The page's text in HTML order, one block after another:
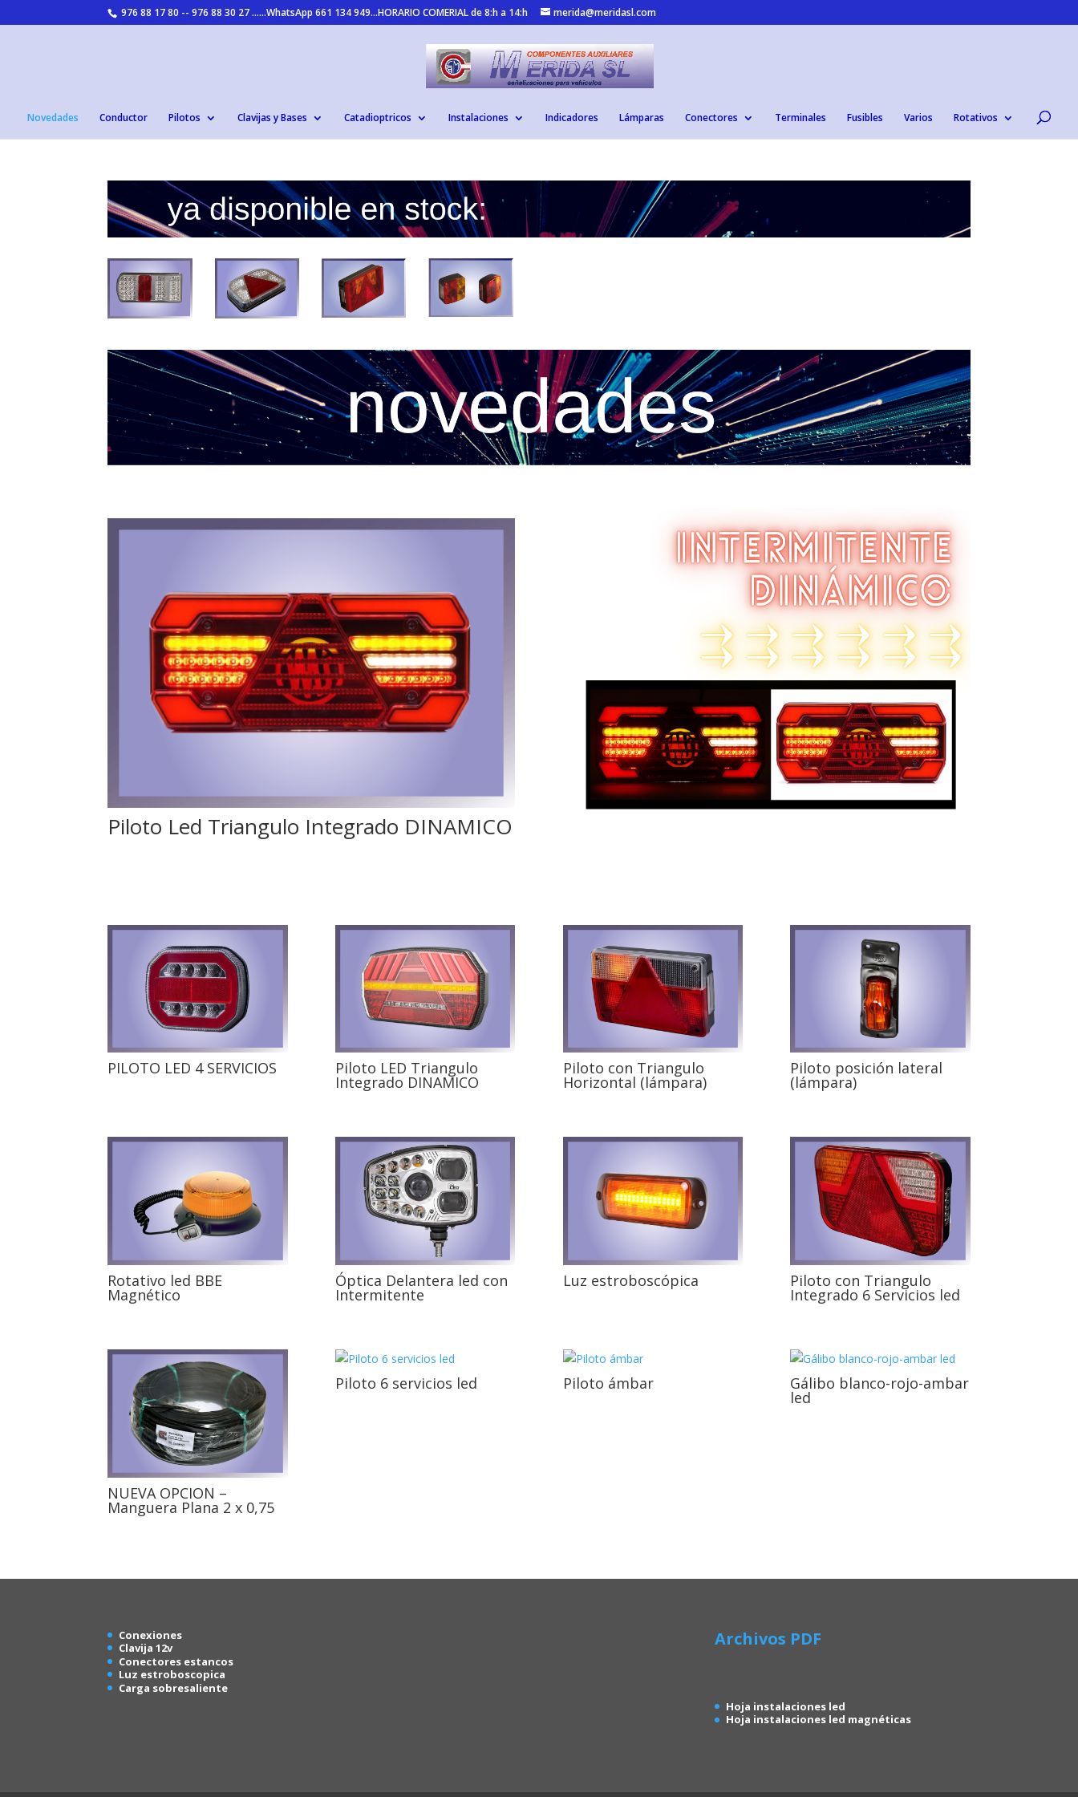
976 88 17 80 -- 976 88 30 27 ......WhatsApp 661 134 949...HORARIO COMERIAL de 8:h a 14:h merida@meridasl.com
Novedades Conductor Pilotos Clavijas y Bases Catadioptricos Instalaciones Indicadores Lámparas Conectores Terminales Fusibles Varios Rotativos
Piloto Led Triangulo Integrado DINAMICO
PILOTO LED 4 SERVICIOS Piloto LED Triangulo
Integrado DINAMICO
Piloto con Triangulo
Horizontal (lámpara)
Piloto posición lateral
(lámpara)
Rotativo led BBE
Magnético
Óptica Delantera led con
Intermitente
Luz estroboscópica Piloto con Triangulo
Integrado 6 Servicios led
NUEVA OPCION –
Manguera Plana 2 x 0,75
Piloto 6 servicios led Piloto ámbar Gálibo blanco-rojo-ambar
led
Conexiones
Clavija 12v
Conectores estancos
Luz estroboscopica
Carga sobresaliente
Archivos PDF
Hoja instalaciones led
Hoja instalaciones led magnéticas